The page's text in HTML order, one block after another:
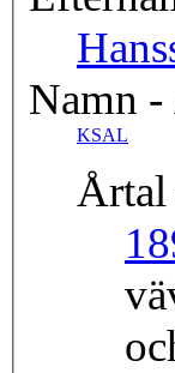
Namn
KSAL
Årtal